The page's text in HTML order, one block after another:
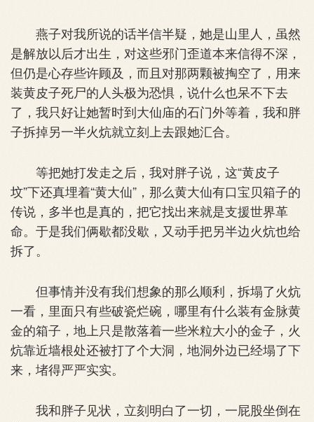
燕子对我所说的话半信半疑，她是山里人，虽然
是解放以后才出生，对这些邪门歪道本来信得不深，
但仍是心存些许顾及，而且对那两颗被掏空了，用来
装黄皮子死尸的人头极为恐惧，说什么也呆不下去
了，我只好让她暂时到大仙庙的石门外等着，我和胖
子拆掉另一半火炕就立刻上去跟她汇合。
等把她打发走之后，我对胖子说，这“黄皮子
坟”下还真埋着“黄大仙”，那么黄大仙有口宝贝箱子的
传说，多半也是真的，把它找出来就是支援世界革
命。于是我们俩歇都没歇，又动手把另半边火炕也给
拆了。
但事情并没有我们想象的那么顺利，拆塌了火炕
一看，里面只有些破瓷烂碗，哪里有什么装有金脉黄
金的箱子，地上只是散落着一些米粒大小的金子，火
炕靠近墙根处还被打了个大洞，地洞外边已经塌了下
来，堵得严严实实。
我和胖子见状，立刻明白了一切，一屁股坐倒在